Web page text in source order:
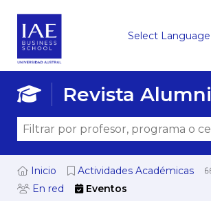
Select Language
Revista Alumni
Inicio Actividades Académicas
En red
Eventos